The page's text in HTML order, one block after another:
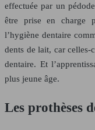
effectuée par un
être prise en charge
l’hygiène dentaire
dents de lait, car celles-
dentaire. Et
plus jeune âge.
Les prothèses